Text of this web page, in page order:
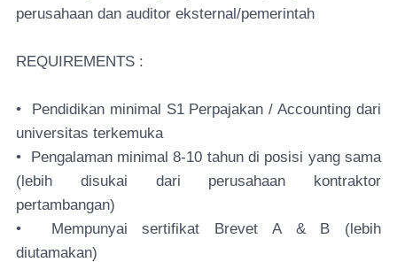
perusahaan dan auditor eksternal/pemerintah
REQUIREMENTS :
• Pendidikan minimal S1 Perpajakan / Accounting dari
universitas terkemuka
• Pengalaman minimal 8-10 tahun di posisi yang sama
(lebih disukai dari perusahaan kontraktor
pertambangan)
• Mempunyai sertifikat Brevet A & B (lebih
diutamakan)